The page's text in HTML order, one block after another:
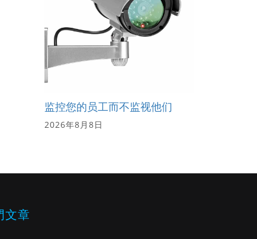
监控您的员工而不监视他们
2026年8月8日
文章